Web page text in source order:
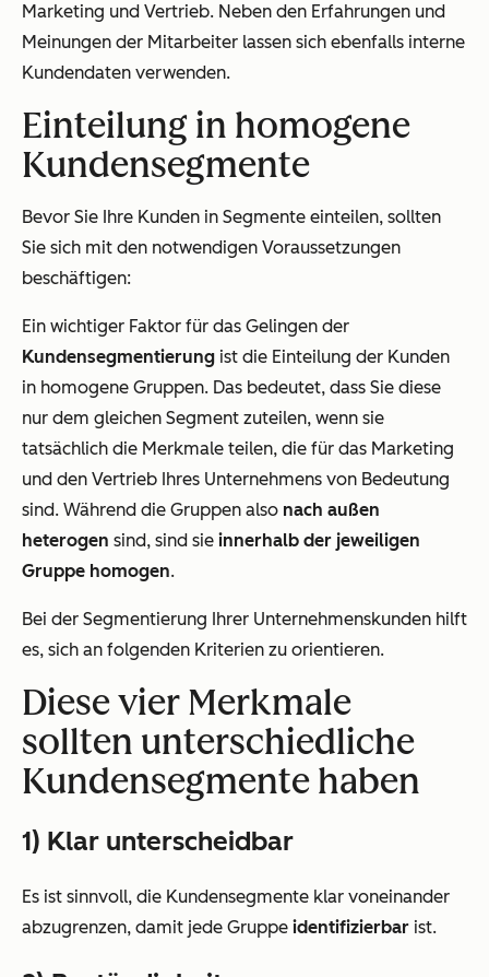
Marketing und Vertrieb. Neben den Erfahrungen und
Meinungen der Mitarbeiter lassen sich ebenfalls interne
Kundendaten verwenden.
Einteilung in homogene
Kundensegmente
Bevor Sie Ihre Kunden in Segmente einteilen, sollten
Sie sich mit den notwendigen Voraussetzungen
beschäftigen:
Ein wichtiger Faktor für das Gelingen der
Kundensegmentierung ist die Einteilung der Kunden
in homogene Gruppen. Das bedeutet, dass Sie diese
nur dem gleichen Segment zuteilen, wenn sie
tatsächlich die Merkmale teilen, die für das Marketing
und den Vertrieb Ihres Unternehmens von Bedeutung
sind. Während die Gruppen also nach außen
heterogen sind, sind sie innerhalb der jeweiligen
Gruppe homogen.
Bei der Segmentierung Ihrer Unternehmenskunden hilft
es, sich an folgenden Kriterien zu orientieren.
Diese vier Merkmale
sollten unterschiedliche
Kundensegmente haben
1) Klar unterscheidbar
Es ist sinnvoll, die Kundensegmente klar voneinander
abzugrenzen, damit jede Gruppe identifizierbar ist.